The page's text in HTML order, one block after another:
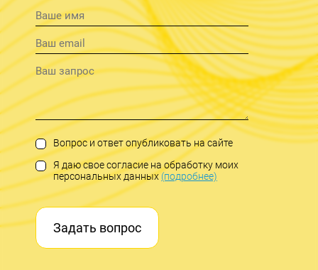
Вопрос и ответ опубликовать на сайте
Я даю свое согласие на обработку моих
персональных данных(подробнее)
Задать вопрос